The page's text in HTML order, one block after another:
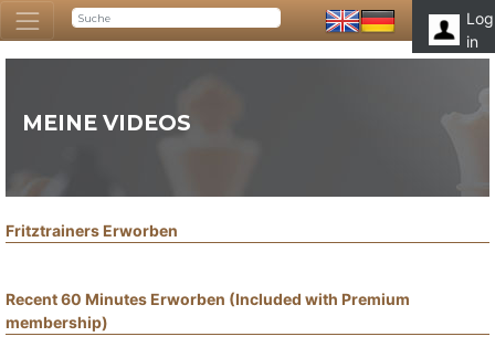
Log
in
MEINE VIDEOS
Fritztrainers Erworben
Recent 60 Minutes Erworben (Included with Premium
membership)